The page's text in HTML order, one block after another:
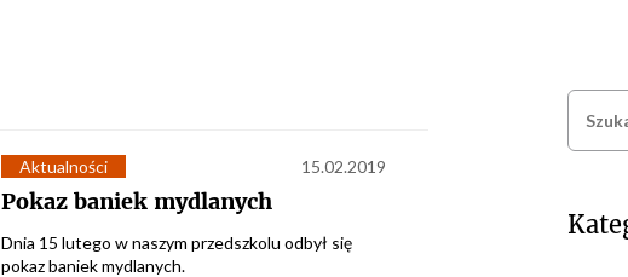
Aktualności 15.02.2019
Pokaz baniek mydlanych
Dnia 15 lutego w naszym przedszkolu odbył się
pokaz baniek mydlanych.